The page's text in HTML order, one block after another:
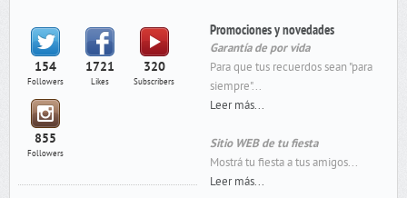
154
Followers
1721
Likes
320
Subscribers
855
Followers
Promociones y novedades
Garantía de por vida
Para que tus recuerdos sean "para
siempre"...
Leer más...
Sitio WEB de tu fiesta
Mostrá tu fiesta a tus amigos...
Leer más...